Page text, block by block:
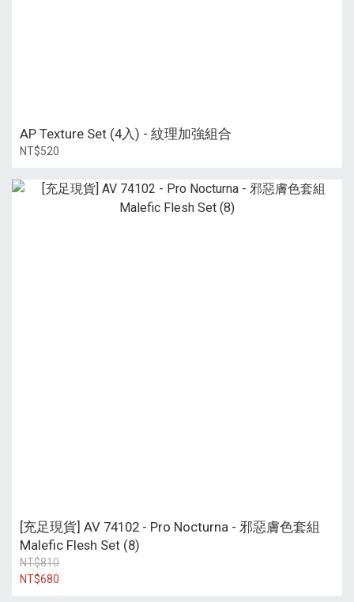
AP Texture Set (4入) - 紋理加強組合
NT$520
[充足現貨] AV 74102 - Pro Nocturna - 邪惡膚色套組
Malefic Flesh Set (8)
NT$810
NT$680